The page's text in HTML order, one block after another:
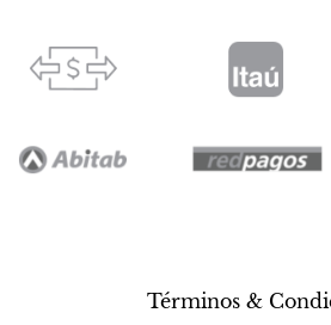
Términos &